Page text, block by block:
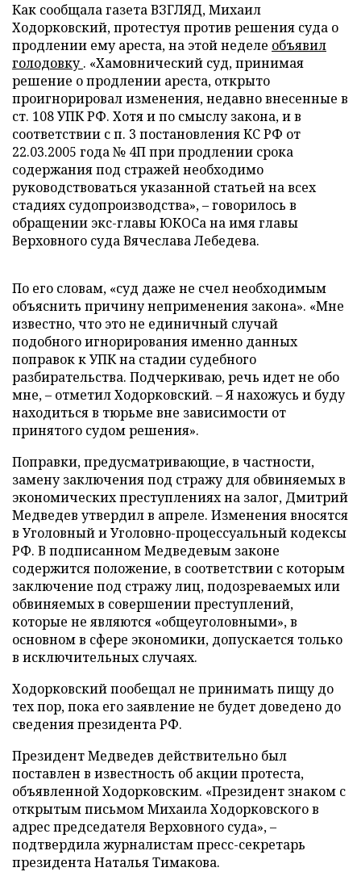
Как сообщала газета ВЗГЛЯД, Михаил
Ходорковский, протестуя против решения суда о
продлении ему ареста, на этой неделе объявил
голодовку. «Хамовнический суд, принимая
решение о продлении ареста, открыто
проигнорировал изменения, недавно внесенные в
ст. 108 УПК РФ. Хотя и по смыслу закона, и в
соответствии с п. 3 постановления КС РФ от
22.03.2005 года № 4П при продлении срока
содержания под стражей необходимо
руководствоваться указанной статьей на всех
стадиях судопроизводства», – говорилось в
обращении экс-главы ЮКОСа на имя главы
Верховного суда Вячеслава Лебедева.
По его словам, «суд даже не счел необходимым
объяснить причину неприменения закона». «Мне
известно, что это не единичный случай
подобного игнорирования именно данных
поправок к УПК на стадии судебного
разбирательства. Подчеркиваю, речь идет не обо
мне, – отметил Ходорковский. – Я нахожусь и буду
находиться в тюрьме вне зависимости от
принятого судом решения».
Поправки, предусматривающие, в частности,
замену заключения под стражу для обвиняемых в
экономических преступлениях на залог, Дмитрий
Медведев утвердил в апреле. Изменения вносятся
в Уголовный и Уголовно-процессуальный кодексы
РФ. В подписанном Медведевым законе
содержится положение, в соответствии с которым
заключение под стражу лиц, подозреваемых или
обвиняемых в совершении преступлений,
которые не являются «общеуголовными», в
основном в сфере экономики, допускается только
в исключительных случаях.
Ходорковский пообещал не принимать пищу до
тех пор, пока его заявление не будет доведено до
сведения президента РФ.
Президент Медведев действительно был
поставлен в известность об акции протеста,
объявленной Ходорковским. «Президент знаком с
открытым письмом Михаила Ходорковского в
адрес председателя Верховного суда», –
подтвердила журналистам пресс-секретарь
президента Наталья Тимакова.